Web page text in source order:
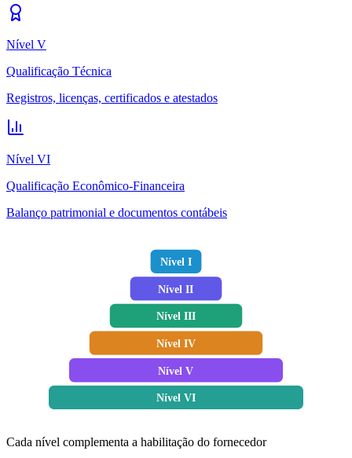
Nível V
Qualificação Técnica
Registros, licenças, certificados e atestados
Nível VI
Qualificação Econômico-Financeira
Balanço patrimonial e documentos contábeis
NívelI
NívelII
NívelIII
NívelIV
NívelV
NívelVI
Cada nível complementa a habilitação do fornecedor